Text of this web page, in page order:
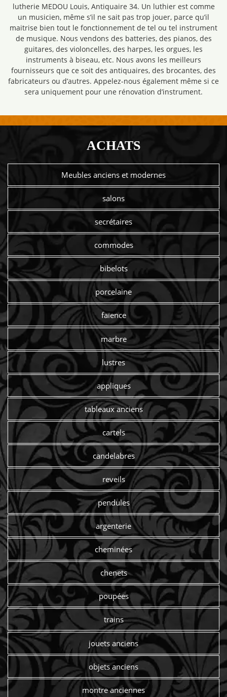
lutherie MEDOU Louis, Antiquaire 34. Un luthier est comme
un musicien, même s’il ne sait pas trop jouer, parce qu’il
maitrise bien tout le fonctionnement de tel ou tel instrument
de musique. Nous vendons des batteries, des pianos, des
guitares, des violoncelles, des harpes, les orgues, les
instruments à biseau, etc. Nous avons les meilleurs
fournisseurs que ce soit des antiquaires, des brocantes, des
fabricateurs ou d’autres. Appelez-nous également même si ce
sera uniquement pour une rénovation d’instrument.
ACHATS
Meubles anciens et modernes
salons
secrétaires
commodes
bibelots
porcelaine
faïence
marbre
lustres
appliques
tableaux anciens
cartels
candelabres
reveils
pendules
argenterie
cheminées
chenets
poupées
trains
jouets anciens
objets anciens
montre anciennes